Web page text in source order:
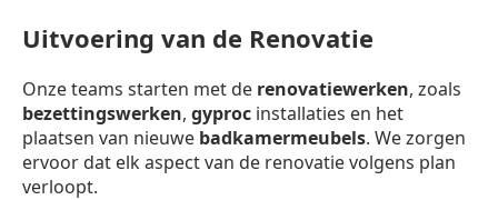
Uitvoering van de Renovatie
Onze teams starten met de renovatiewerken, zoals
bezettingswerken, gyproc installaties en het
plaatsen van nieuwe badkamermeubels. We zorgen
ervoor dat elk aspect van de renovatie volgens plan
verloopt.